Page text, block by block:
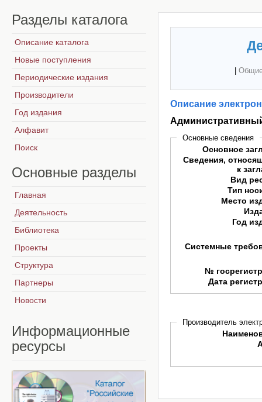
Описание
Основные сведения
Основное
Сведения,
к
Вид
Тип
Место
Год
Системные
№
Дата
Производитель
Разделы каталога
Описание каталога
Новые поступления
Периодические издания
Производители
Год издания
Алфавит
Поиск
Основные разделы
Главная
Деятельность
Библиотека
Проекты
Структура
Партнеры
Новости
Информационные
ресурсы